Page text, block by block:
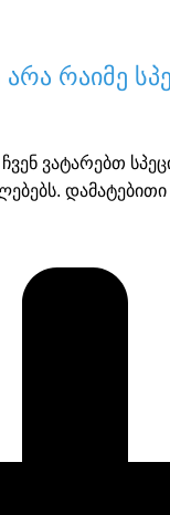
რაიმე
ვატარებთ